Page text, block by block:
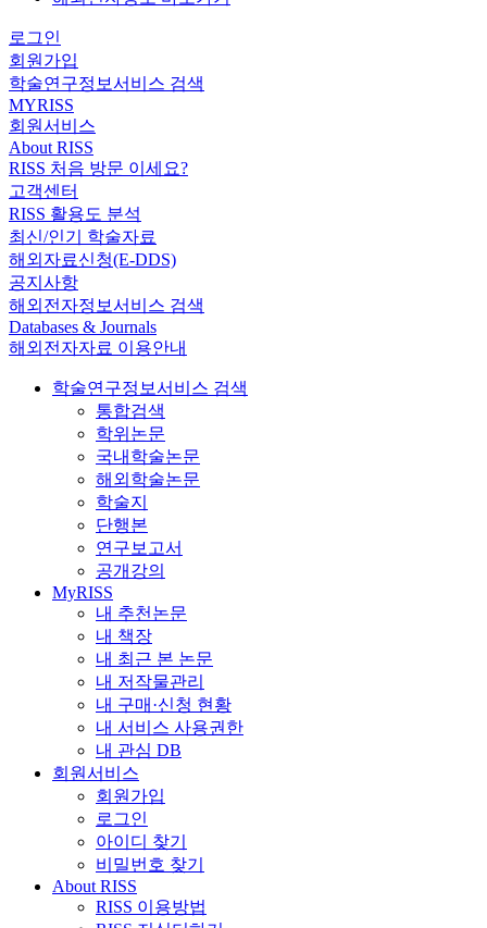
로그인
회원가입
학술연구정보서비스 검색
MYRISS
회원서비스
About RISS
RISS 처음 방문 이세요?
고객센터
RISS 활용도 분석
최신/인기 학술자료
해외자료신청(E-DDS)
공지사항
해외전자정보서비스 검색
Databases & Journals
해외전자자료 이용안내
학술연구정보서비스 검색
통합검색
학위논문
국내학술논문
해외학술논문
학술지
단행본
연구보고서
공개강의
MyRISS
내 추천논문
내 책장
내 최근 본 논문
내 저작물관리
내 구매·신청 현황
내 서비스 사용권한
내 관심 DB
회원서비스
회원가입
로그인
아이디 찾기
비밀번호 찾기
About RISS
RISS 이용방법